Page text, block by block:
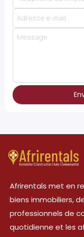
Afrirentals met en
biens immobiliers,
professionnels de
quotidienne et les